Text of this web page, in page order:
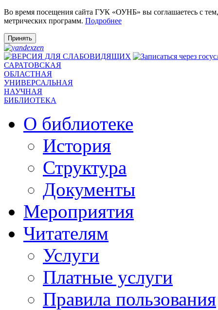
Во время посещения сайта ГУК «ОУНБ» вы соглашаетесь с
метрических программ. Подробнее
Принять
САРАТОВСКАЯ
ОБЛАСТНАЯ
УНИВЕРСАЛЬНАЯ
НАУЧНАЯ
БИБЛИОТЕКА
О библиотеке
История
Структура
Документы
Мероприятия
Читателям
Услуги
Платные услуги
Правила пользования